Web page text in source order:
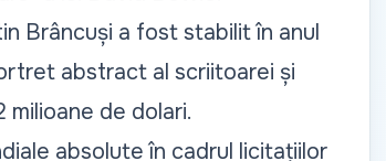
Brâncuși a fost stabilit în anul
abstract al scriitoarei și
de dolari.
absolute în cadrul licitațiilor